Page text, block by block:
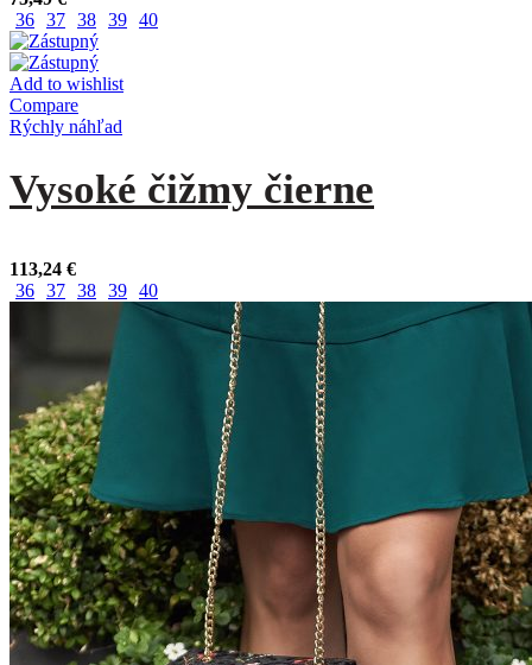
36 37 38 39 40
Add to wishlist
Compare
Rýchly náhľad
Vysoké čižmy čierne
113,24 €
36 37 38 39 40